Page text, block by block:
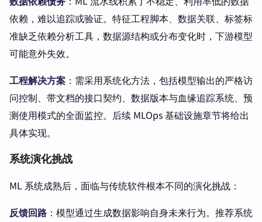
依赖，难以追踪或验证。特征工程脚本、数据关联、标签标
准缺乏依赖分析工具，数据源结构或分布变化时，下游模型
可能意外失效。
工程解决方案 ：需采用系统化方法，包括模型输出的严格访
问控制、带文档的接口契约、数据版本与血缘追踪系统、预
测使用模式的全面监控。后续 MLOps 基础设施章节将给出
具体实现。
系统演化挑战
ML 系统成熟后，面临与传统软件根本不同的演化挑战：
反馈回路 ：模型通过生成数据影响自身未来行为。推荐系统